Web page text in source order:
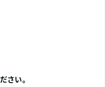
さい。